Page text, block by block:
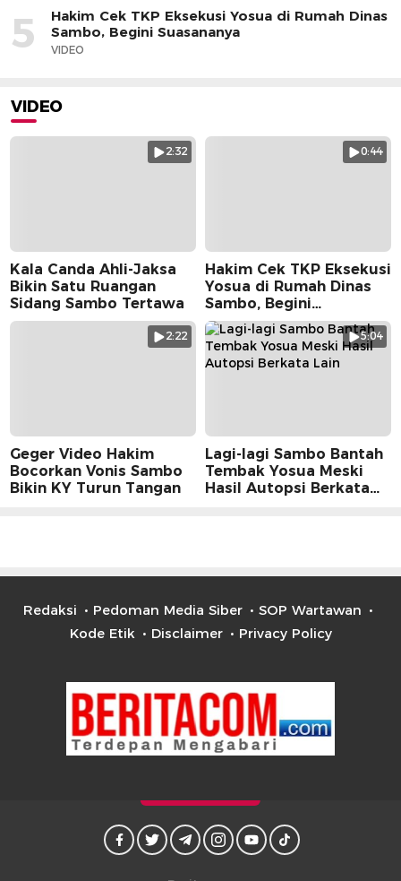
5
Hakim Cek TKP Eksekusi Yosua di Rumah Dinas
Sambo, Begini Suasananya
VIDEO
VIDEO
2:32
Kala Canda Ahli-Jaksa
Bikin Satu Ruangan
Sidang Sambo Tertawa
0:44
Hakim Cek TKP Eksekusi
Yosua di Rumah Dinas
Sambo, Begini
Suasananya
2:22
Geger Video Hakim
Bocorkan Vonis Sambo
Bikin KY Turun Tangan
5:04
Lagi-lagi Sambo Bantah
Tembak Yosua Meski
Hasil Autopsi Berkata
Redaksi Pedoman Media Siber
SOP Wartawan
Kode Etik
Disclaimer Privacy Policy